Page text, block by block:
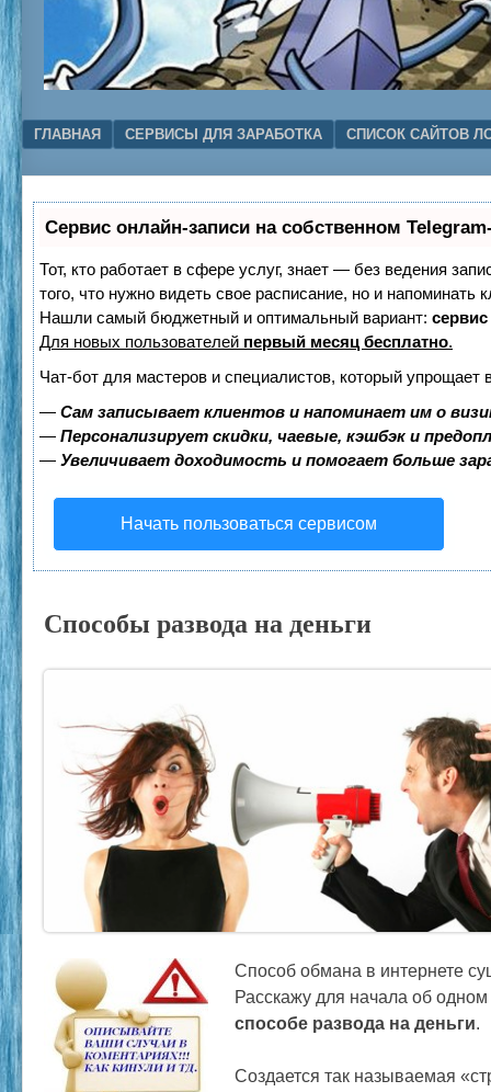
Menu
SKIP TO CONTENT
ГЛАВНАЯ СЕРВИСЫ ДЛЯ ЗАРАБОТКА СПИСОК САЙТОВ
Сервис онлайн-записи на собственном
Тот, кто работает в сфере услуг, знает — без ведения
того, что нужно видеть свое расписание, но и напоминать
Нашли самый бюджетный и оптимальный вариант:
Для новых пользователей первый месяц бесплатно.
Чат-бот для мастеров и специалистов, который упрощает
— Сам записывает клиентов и напоминает им о
— Персонализирует скидки, чаевые, кэшбэк и
— Увеличивает доходимость и помогает больше
Начать пользоваться сервисом
Способы развода на деньги
Способ обмана в интернете
Расскажу для начала об
способе развода на деньги.
Создается так называемая